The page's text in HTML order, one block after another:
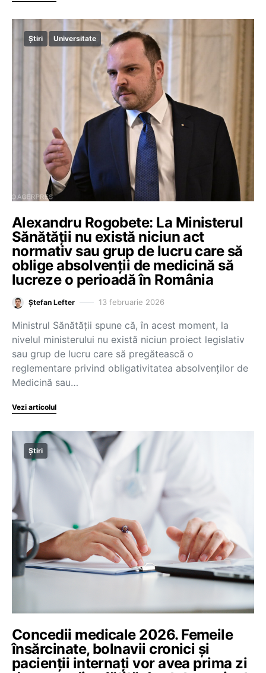
Știri Universitate
Alexandru Rogobete: La Ministerul
Sănătății nu există niciun act
normativ sau grup de lucru care să
oblige absolvenții de medicină să
lucreze o perioadă în România
Ștefan Lefter 13 februarie 2026
Ministrul Sănătății spune că, în acest moment, la
nivelul ministerului nu există niciun proiect legislativ
sau grup de lucru care să pregătească o
reglementare privind obligativitatea absolvenților de
Medicină sau…
Vezi articolul
Știri
Concedii medicale 2026. Femeile
însărcinate, bolnavii cronici și
pacienții internați vor avea prima zi